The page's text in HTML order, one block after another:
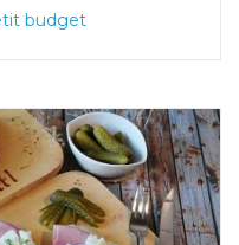
budget